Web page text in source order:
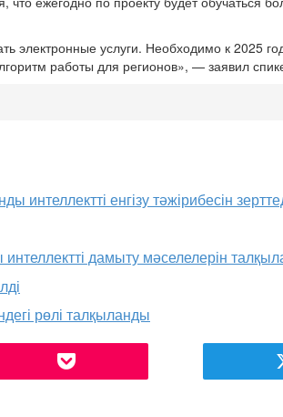
электронные услуги. Необходимо к 2025
работы для регионов», — заявил
енгізу тәжірибесін
дамыту мәселелерін
рөлі талқыланды